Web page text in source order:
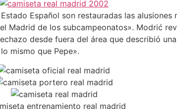
Español son restauradas las alusiones
Madrid de los subcampeonatos». Modrić
desde fuera del área que describió
mismo que Pepe».